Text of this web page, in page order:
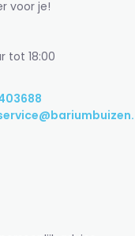
voor je!
tot 18:00